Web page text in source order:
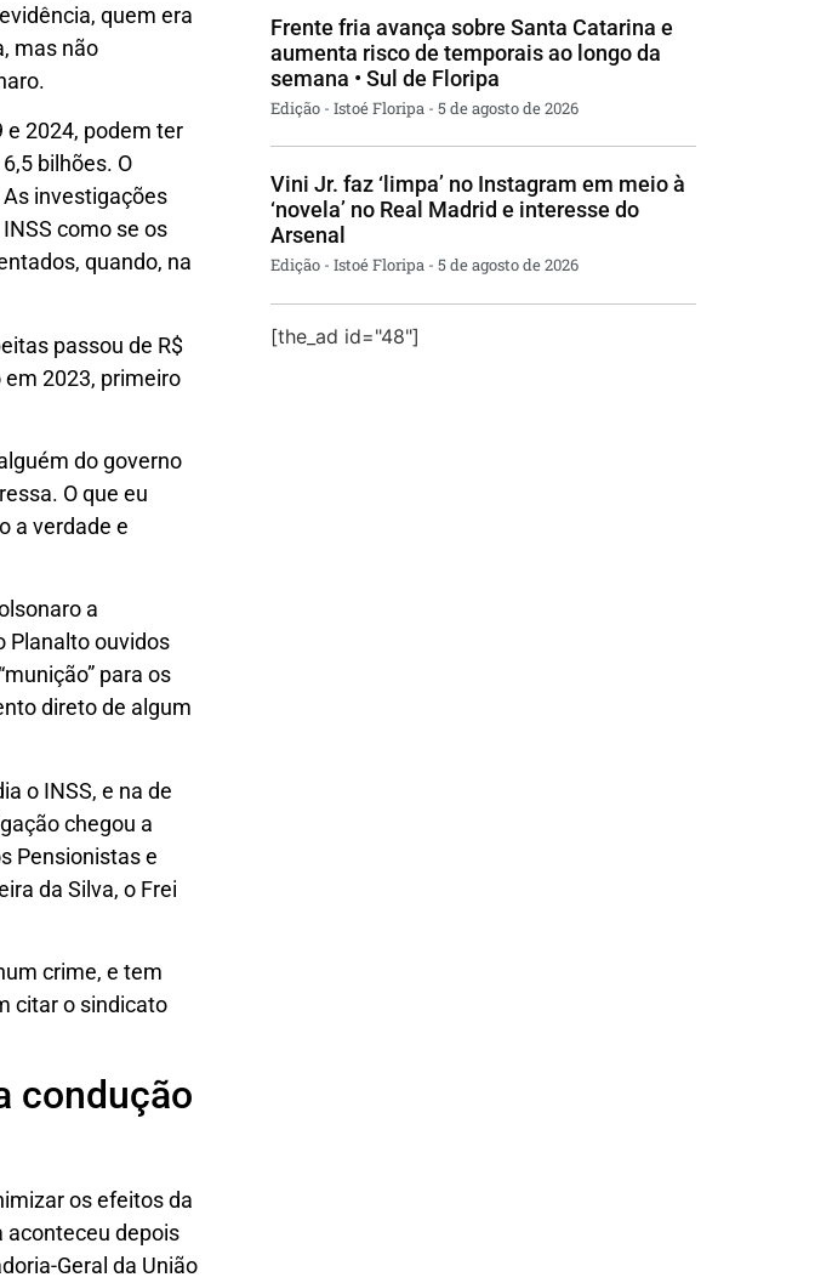
quem era
mas não
e 2024, podem ter
bilhões. O
investigações
como se os
quando, na
passou de R$
em 2023, primeiro
do governo
O que eu
a verdade e
a
Planalto ouvidos
para os
direto de algum
o INSS, e na de
chegou a
Pensionistas e
da Silva, o Frei
crime, e tem
citar o sindicato
condução
os efeitos da
aconteceu depois
Geral da União
Frente fria avança sobre Santa Catarina e
aumenta risco de temporais ao longo da
semana • Sul de Floripa
Edição - Istoé Floripa 5 de agosto de 2026
Vini Jr. faz ‘limpa’ no Instagram em meio à
‘novela’ no Real Madrid e interesse do
Arsenal
Edição - Istoé Floripa 5 de agosto de 2026
[the_ad id="48"]